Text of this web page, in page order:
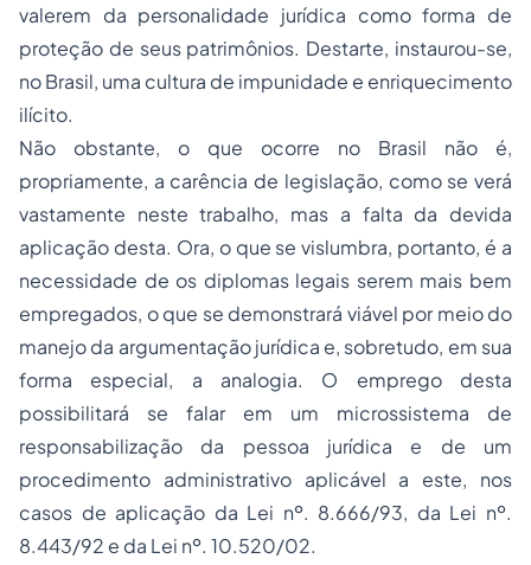
valerem da personalidade jurídica como forma de
proteção de seus patrimônios. Destarte, instaurou-se,
no Brasil, uma cultura de impunidade e enriquecimento
ilícito.
Não obstante, o que ocorre no Brasil não é,
propriamente, a carência de legislação, como se verá
vastamente neste trabalho, mas a falta da devida
aplicação desta. Ora, o que se vislumbra, portanto, é a
necessidade de os diplomas legais serem mais bem
empregados, o que se demonstrará viável por meio do
manejo da argumentação jurídica e, sobretudo, em sua
forma especial, a analogia. O emprego desta
possibilitará se falar em um microssistema de
responsabilização da pessoa jurídica e de um
procedimento administrativo aplicável a este, nos
casos de aplicação da Lei nº. 8.666/93, da Lei nº.
8.443/92 e da Lei nº. 10.520/02.